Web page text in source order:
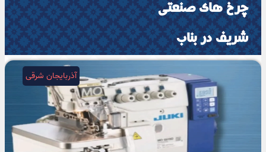
چرخ های صنعتی
شریف در بناب
آذربایجان شرقی